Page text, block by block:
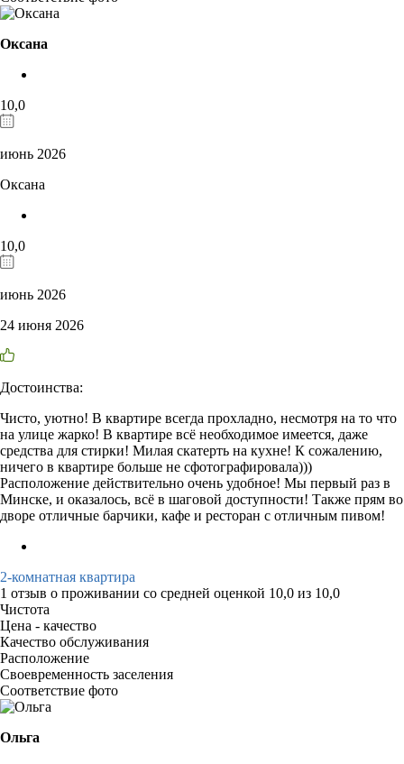
Оксана
10,0
июнь 2026
Оксана
10,0
июнь 2026
24 июня 2026
Достоинства:
Чисто, уютно! В квартире всегда прохладно, несмотря на то что
на улице жарко! В квартире всё необходимое имеется, даже
средства для стирки! Милая скатерть на кухне! К сожалению,
ничего в квартире больше не сфотографировала)))
Расположение действительно очень удобное! Мы первый раз в
Минске, и оказалось, всё в шаговой доступности! Также прям во
дворе отличные барчики, кафе и ресторан с отличным пивом!
2-комнатная квартира
1 отзыв о проживании со средней оценкой 10,0 из 10,0
Чистота
Цена - качество
Качество обслуживания
Расположение
Своевременность заселения
Соответствие фото
Ольга